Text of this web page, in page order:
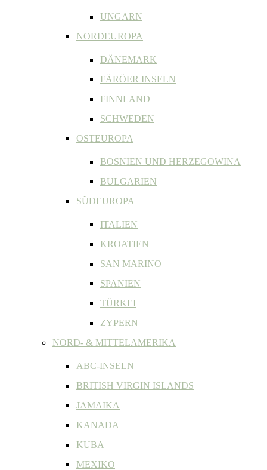
UNGARN
NORDEUROPA
DÄNEMARK
FÄRÖER INSELN
FINNLAND
SCHWEDEN
OSTEUROPA
BOSNIEN UND HERZEGOWINA
BULGARIEN
SÜDEUROPA
ITALIEN
KROATIEN
SAN MARINO
SPANIEN
TÜRKEI
ZYPERN
NORD- & MITTELAMERIKA
ABC-INSELN
BRITISH VIRGIN ISLANDS
JAMAIKA
KANADA
KUBA
MEXIKO